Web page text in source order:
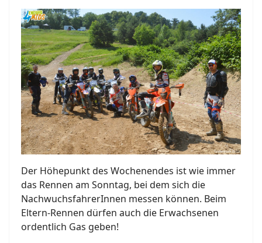
Der Höhepunkt des Wochenendes ist wie immer
das Rennen am Sonntag, bei dem sich die
NachwuchsfahrerInnen messen können. Beim
Eltern-Rennen dürfen auch die Erwachsenen
ordentlich Gas geben!